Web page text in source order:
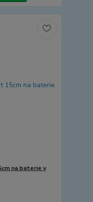
na baterie v